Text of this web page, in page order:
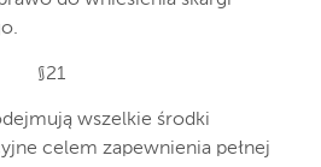
§21
wszelkie środki
celem zapewnienia pełnej